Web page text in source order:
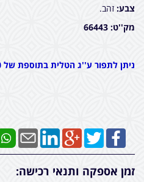
צבע: זהב.
מק''ט: 66443
ניתן לתפור ע''ג הטלית בתוספת של 30 שקל !
זמן אספקה ותנאי רכישה: